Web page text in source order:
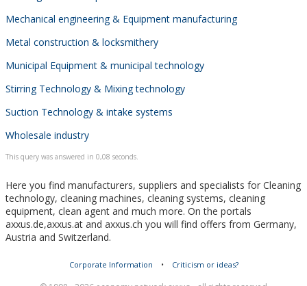
Mechanical engineering & Equipment manufacturing
Metal construction & locksmithery
Municipal Equipment & municipal technology
Stirring Technology & Mixing technology
Suction Technology & intake systems
Wholesale industry
This query was answered in 0,08 seconds.
Here you find manufacturers, suppliers and specialists for Cleaning
technology, cleaning machines, cleaning systems, cleaning
equipment, clean agent and much more. On the portals
axxus.de,axxus.at and axxus.ch you will find offers from Germany,
Austria and Switzerland.
Corporate Information • Criticism or ideas?